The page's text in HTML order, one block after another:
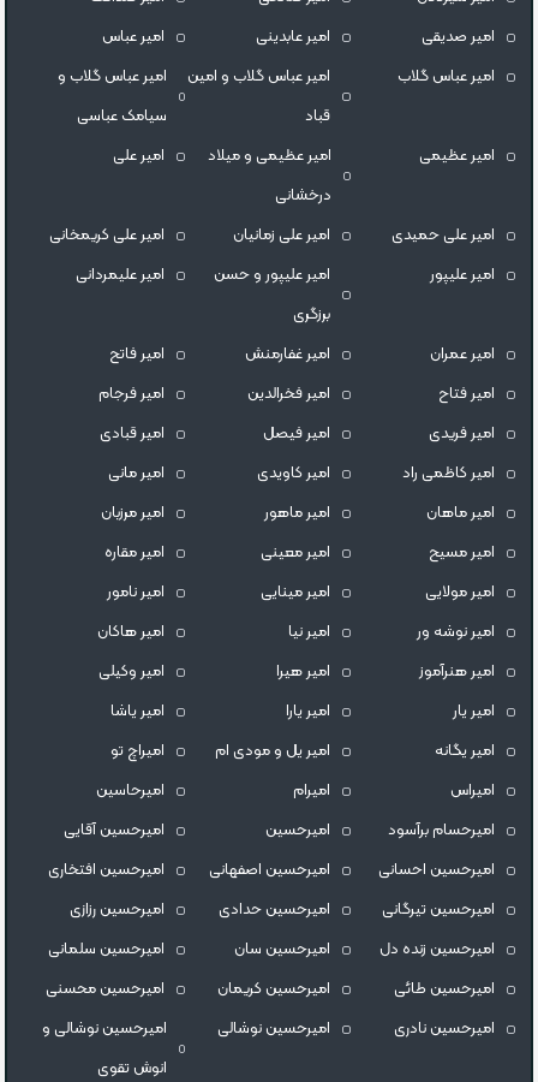
امیر صدیقی
امیر عابدینی
امیر عباس
امیر عباس گلاب
امیر عباس گلاب و امین
قباد
امیر عباس گلاب و
سیامک عباسی
امیر عظیمی
امیر عظیمی و میلاد
درخشانی
امیر علی
امیر علی حمیدی امیر علی زمانیان
امیر علی کریمخانی
امیر علیپور
امیر علیپور و حسن
برزگری
امیر علیمردانی
امیر عمران امیر غفارمنش
امیر فاتح
امیر فتاح
امیر فخرالدین
امیر فرجام
امیر فریدی
امیر فیصل
امیر قبادی
امیر کاظمی راد
امیر کاویدی
امیر مانی
امیر ماهان
امیر ماهور
امیر مرزبان
امیر مسیح
امیر معینی
امیر مقاره
امیر مولایی
امیر مینایی
امیر نامور
امیر نوشه ور
امیر نیا
امیر هاکان
امیر هنرآموز
امیر هیرا
امیر وکیلی
امیر یار
امیر یارا
امیر یاشا
امیر یگانه
امیر یل و مودی ام
امیراچ تو
امیراس
امیرام
امیرحاسین
امیرحسام برآسود
امیرحسین
امیرحسین آقایی
امیرحسین احسانی
امیرحسین اصفهانی
امیرحسین افتخاری
امیرحسین تیرگانی
امیرحسین حدادی
امیرحسین رزازی
امیرحسین زنده دل
امیرحسین سان
امیرحسین سلمانی
امیرحسین طائی
امیرحسین کریمان
امیرحسین محسنی
امیرحسین نادری
امیرحسین نوشالی
امیرحسین نوشالی و
انوش تقوی